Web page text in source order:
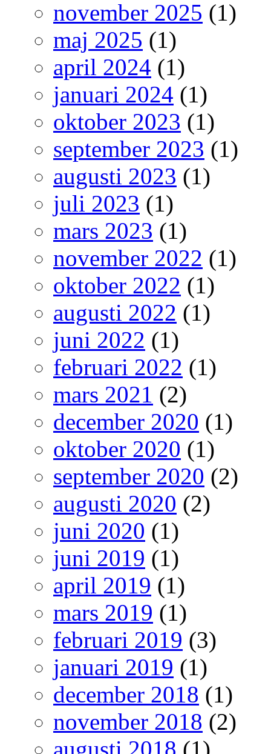
november 2025 (1)
maj 2025 (1)
april 2024 (1)
januari 2024 (1)
oktober 2023 (1)
september 2023 (1)
augusti 2023 (1)
juli 2023 (1)
mars 2023 (1)
november 2022 (1)
oktober 2022 (1)
augusti 2022 (1)
juni 2022 (1)
februari 2022 (1)
mars 2021 (2)
december 2020 (1)
oktober 2020 (1)
september 2020 (2)
augusti 2020 (2)
juni 2020 (1)
juni 2019 (1)
april 2019 (1)
mars 2019 (1)
februari 2019 (3)
januari 2019 (1)
december 2018 (1)
november 2018 (2)
augusti 2018 (1)